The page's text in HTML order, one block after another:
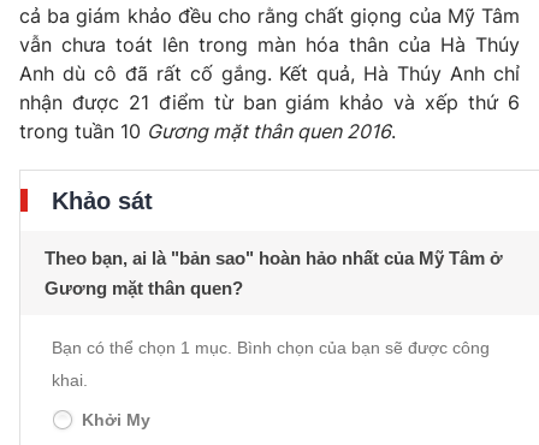
cả ba giám khảo đều cho rằng chất giọng của Mỹ Tâm
vẫn chưa toát lên trong màn hóa thân của Hà Thúy
Anh dù cô đã rất cố gắng. Kết quả, Hà Thúy Anh chỉ
nhận được 21 điểm từ ban giám khảo và xếp thứ 6
trong tuần 10 Gương mặt thân quen 2016.
Khảo sát
Theo bạn, ai là "bản sao" hoàn hảo nhất của Mỹ Tâm ở
Gương mặt thân quen?
Bạn có thể chọn 1 mục. Bình chọn của bạn sẽ được công
khai.
Khởi My